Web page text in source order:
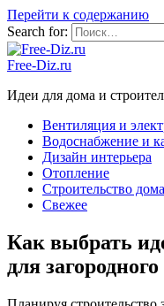
Перейти к содержанию
Search for:
Free-Diz.ru
Идеи для дома и
Вентиляция и
Водоснабжение и
Дизайн интерьера
Отопление
Строительство дома
Свежее
Как выбрать
для